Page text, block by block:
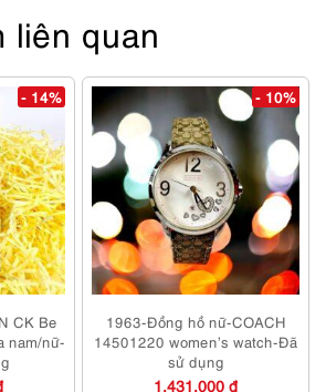
liên quan
- 14%
CK Be
nam/nữ-
- 10%
1963-Đồng hồ nữ-COACH
14501220 women’s watch-Đã
sử dụng
1,431,000 đ